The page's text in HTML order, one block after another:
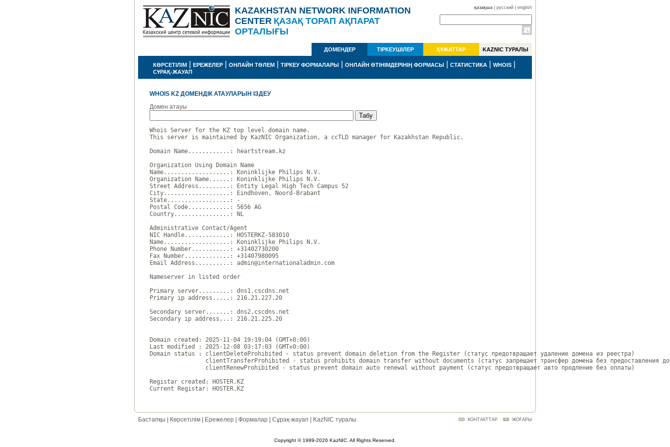
KAZAKHSTAN NETWORK INFORMATION
CENTER ҚАЗАҚ ТОРАП АҚПАРАТ
ОРТАЛЫҒЫ
қазақша русский english
ДОМЕНДЕР ТІРКЕУШІЛЕР ҚҰЖАТТАР KAZNIC ТУРАЛЫ
КӨРСЕТІЛІМ ЕРЕЖЕЛЕР ОНЛАЙН ТӨЛЕМ ТІРКЕУ ФОРМАЛАРЫ ОНЛАЙН ӨТІНІМДЕРІНІҢ ФОРМАСЫ СТАТИСТИКА WHOIS
СҰРАҚ-ЖАУАП
WHOIS KZ ДОМЕНДІК АТАУЛАРЫН ІЗДЕУ
Домен атауы
Whois Server for the KZ top level domain name.
This server is maintained by KazNIC Organization, a ccTLD manager for Kazakhstan Republic.
Domain Name............: heartstream.kz
Organization Using Domain Name
Name...................: Koninklijke Philips N.V.
Organization Name......: Koninklijke Philips N.V.
Street Address.........: Entity Legal High Tech Campus 52
City...................: Eindhoven, Noord-Brabant
State..................: -
Postal Code............: 5656 AG
Country................: NL
Administrative Contact/Agent
NIC Handle.............: HOSTERKZ-583010
Name...................: Koninklijke Philips N.V.
Phone Number...........: +31402730200
Fax Number.............: +31407980095
Email Address..........: admin@internationaladmin.com
Nameserver in listed order
Primary server.........: dns1.cscdns.net
Primary ip address.....: 216.21.227.20
Secondary server.......: dns2.cscdns.net
Secondary ip address...: 216.21.225.20
Domain created: 2025-11-04 19:19:04 (GMT+0:00)
Last modified : 2025-12-08 03:17:03 (GMT+0:00)
Domain status : clientDeleteProhibited - status prevent domain deletion from the Register (статус предотвращает удаление домена из реестра)
clientTransferProhibited - status prohibits domain transfer without documents (статус запрещает трансфер домена без предоставления
                clientRenewProhibited - status prevent domain auto renewal without payment (статус предотвращает авто продление без оплаты)
Registar created: HOSTER.KZ
Бастапқы Көрсетілім Ережелер Формалар Сұрақ-жауап KazNIC туралы КОНТАКТТАР ЖОҒАРЫ
Copyright © 1999-2026 KazNIC. All Rights Reserved.